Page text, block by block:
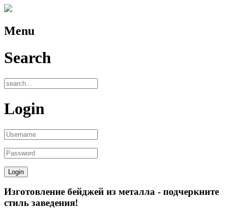
Menu
Search
Login
Изготовление бейджей из металла - подчеркните
стиль заведения!